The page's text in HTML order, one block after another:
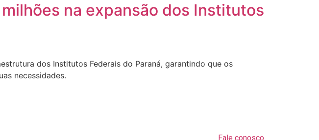
na expansão dos Institutos
dos Institutos Federais do Paraná, garantindo que os
necessidades.
Fale conosco